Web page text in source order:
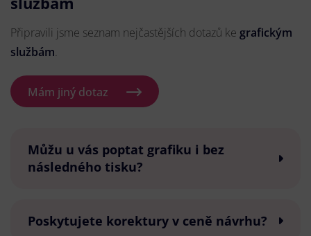
Připravili jsme seznam nejčastějších dotazů ke grafickým
službám.
Mám jiný dotaz
Můžu u vás poptat grafiku i bez
následného tisku?
Poskytujete korektury v ceně návrhu?